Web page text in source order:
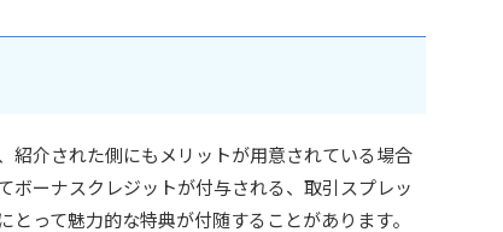
紹介された側にもメリットが用意されている場合
ボーナスクレジットが付与される、取引スプレッ
って魅力的な特典が付随することがあります。